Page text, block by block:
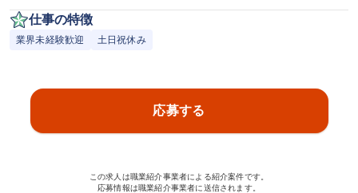
仕事の特徴
業界未経験歓迎 土日祝休み
応募する
この求人は職業紹介事業者による紹介案件です。
応募情報は職業紹介事業者に送信されます。